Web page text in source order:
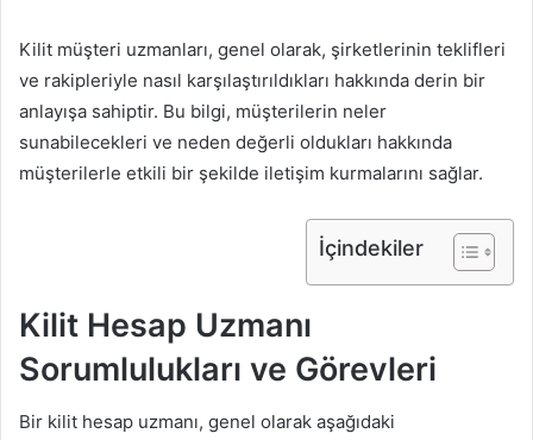
Kilit müşteri uzmanları, genel olarak, şirketlerinin teklifleri
ve rakipleriyle nasıl karşılaştırıldıkları hakkında derin bir
anlayışa sahiptir. Bu bilgi, müşterilerin neler
sunabilecekleri ve neden değerli oldukları hakkında
müşterilerle etkili bir şekilde iletişim kurmalarını sağlar.
İçindekiler
Kilit Hesap Uzmanı
Sorumlulukları ve Görevleri
Bir kilit hesap uzmanı, genel olarak aşağıdaki